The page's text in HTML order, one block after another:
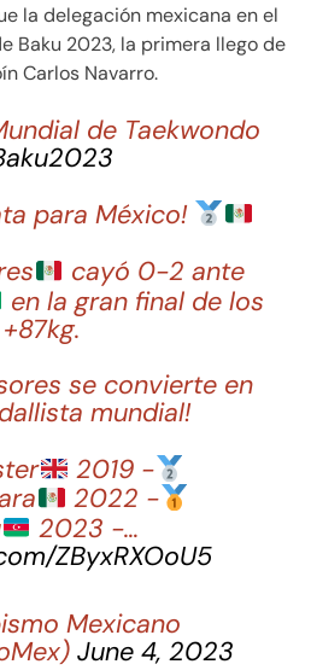
la delegación mexicana en el
Baku 2023, la primera llego de
Carlos Navarro.
de Taekwondo
para México!
cayó 0-2 ante
en la gran final de los
+87kg.
se convierte en
mundial!
2019 -
2022 -
2023 -…
ZByxRXOoU5
Mexicano
June 4, 2023